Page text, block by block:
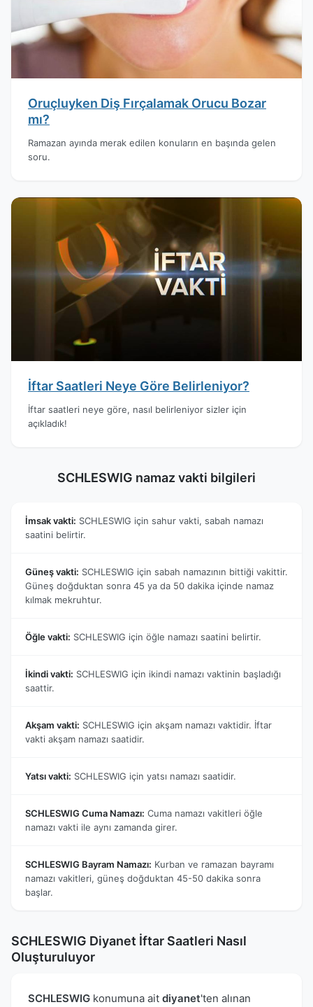
Oruçluyken Diş Fırçalamak Orucu Bozar
mı?
Ramazan ayında merak edilen konuların en başında gelen
soru.
İftar Saatleri Neye Göre Belirleniyor?
İftar saatleri neye göre, nasıl belirleniyor sizler için
açıkladık!
SCHLESWIG namaz vakti bilgileri
İmsak vakti: SCHLESWIG için sahur vakti, sabah namazı
saatini belirtir.
Güneş vakti: SCHLESWIG için sabah namazının bittiği vakittir.
Güneş doğduktan sonra 45 ya da 50 dakika içinde namaz
kılmak mekruhtur.
Öğle vakti: SCHLESWIG için öğle namazı saatini belirtir.
İkindi vakti: SCHLESWIG için ikindi namazı vaktinin başladığı
saattir.
Akşam vakti: SCHLESWIG için akşam namazı vaktidir. İftar
vakti akşam namazı saatidir.
Yatsı vakti: SCHLESWIG için yatsı namazı saatidir.
SCHLESWIG Cuma Namazı: Cuma namazı vakitleri öğle
namazı vakti ile aynı zamanda girer.
SCHLESWIG Bayram Namazı: Kurban ve ramazan bayramı
namazı vakitleri, güneş doğduktan 45-50 dakika sonra
başlar.
SCHLESWIG Diyanet İftar Saatleri Nasıl
Oluşturuluyor
SCHLESWIG konumuna ait diyanet'ten alınan